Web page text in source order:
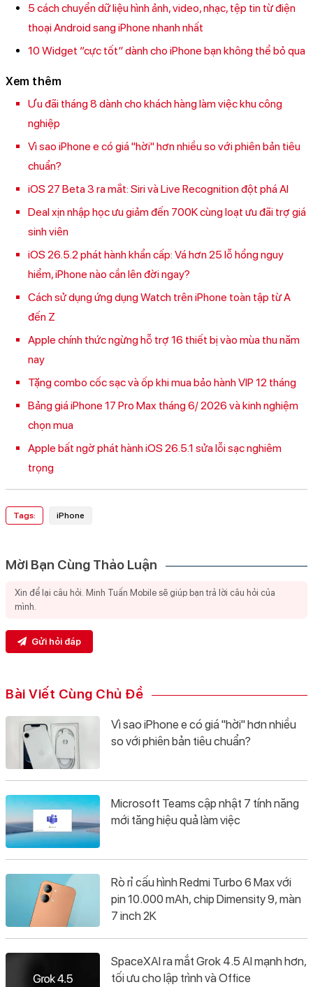
5 cách chuyển dữ liệu hình ảnh, video, nhạc, tệp tin từ điện
thoại Android sang iPhone nhanh nhất
10 Widget “cực tốt” dành cho iPhone bạn không thể bỏ qua
Xem thêm
Ưu đãi tháng 8 dành cho khách hàng làm việc khu công
nghiệp
Vì sao iPhone e có giá "hời" hơn nhiều so với phiên bản tiêu
chuẩn?
iOS 27 Beta 3 ra mắt: Siri và Live Recognition đột phá AI
Deal xịn nhập học ưu giảm đến 700K cùng loạt ưu đãi trợ giá
sinh viên
iOS 26.5.2 phát hành khẩn cấp: Vá hơn 25 lỗ hổng nguy
hiểm, iPhone nào cần lên đời ngay?
Cách sử dụng ứng dụng Watch trên iPhone toàn tập từ A
đến Z
Apple chính thức ngừng hỗ trợ 16 thiết bị vào mùa thu năm
nay
Tặng combo cốc sạc và ốp khi mua bảo hành VIP 12 tháng
Bảng giá iPhone 17 Pro Max tháng 6/ 2026 và kinh nghiệm
chọn mua
Apple bất ngờ phát hành iOS 26.5.1 sửa lỗi sạc nghiêm
trọng
Tags: iPhone
Mời Bạn Cùng Thảo Luận
Gửi hỏi đáp
Bài Viết Cùng Chủ Đề
Vì sao iPhone e có giá "hời" hơn nhiều
so với phiên bản tiêu chuẩn?
Microsoft Teams cập nhật 7 tính năng
mới tăng hiệu quả làm việc
Rò rỉ cấu hình Redmi Turbo 6 Max với
pin 10.000 mAh, chip Dimensity 9, màn
7 inch 2K
SpaceXAI ra mắt Grok 4.5 AI mạnh hơn,
tối ưu cho lập trình và Office